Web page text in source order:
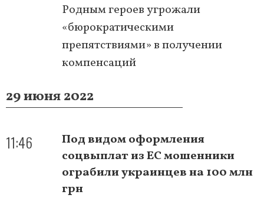
Родным героев угрожали
«бюрократическими
препятствиями» в получении
компенсаций
29 июня 2022
11:46
Под видом оформления
соцвыплат из ЕС мошенники
ограбили украинцев на 100 млн
грн